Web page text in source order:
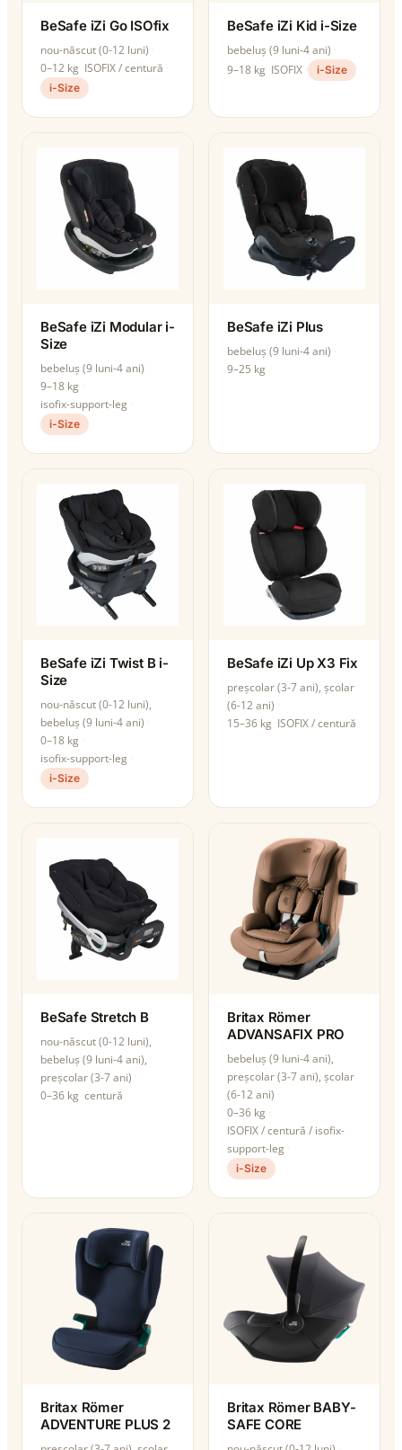
BeSafe iZi Go ISOfix
nou-născut (0-12 luni)
0–12 kg ISOFIX / centură
i-Size
BeSafe iZi Kid i-Size
bebeluș (9 luni-4 ani)
9–18 kg ISOFIX i-Size
BeSafe iZi Modular i-
Size
bebeluș (9 luni-4 ani)
9–18 kg
isofix-support-leg
i-Size
BeSafe iZi Plus
bebeluș (9 luni-4 ani)
9–25 kg
BeSafe iZi Twist B i-
Size
nou-născut (0-12 luni),
bebeluș (9 luni-4 ani)
0–18 kg
isofix-support-leg
i-Size
BeSafe iZi Up X3 Fix
preșcolar (3-7 ani), școlar
(6-12 ani)
15–36 kg ISOFIX / centură
BeSafe Stretch B
nou-născut (0-12 luni),
bebeluș (9 luni-4 ani),
preșcolar (3-7 ani)
0–36 kg centură
Britax Römer
ADVANSAFIX PRO
bebeluș (9 luni-4 ani),
preșcolar (3-7 ani), școlar
(6-12 ani)
0–36 kg
ISOFIX / centură / isofix-
support-leg
i-Size
Britax Römer
ADVENTURE PLUS 2
Britax Römer BABY-
SAFE CORE